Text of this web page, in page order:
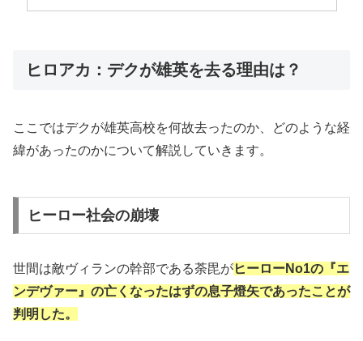
ヒロアカ：デクが雄英を去る理由は？
ここではデクが雄英高校を何故去ったのか、どのような経
緯があったのかについて解説していきます。
ヒーロー社会の崩壊
世間は敵ヴィランの幹部である荼毘がヒーローNo1の『エ
ンデヴァー』の亡くなったはずの息子燈矢であったことが
判明した。